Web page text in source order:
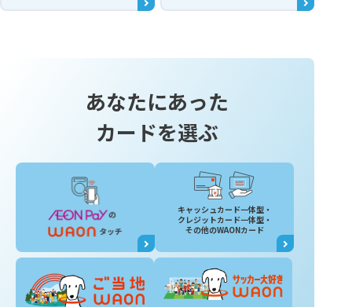
あなたにあった
カードを選ぶ
キャッシュカード一体型・
クレジットカード一体型・
その他のWAONカード